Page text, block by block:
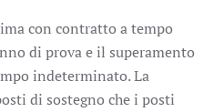
con contratto a tempo
di prova e il superamento
indeterminato. La
di sostegno che i posti